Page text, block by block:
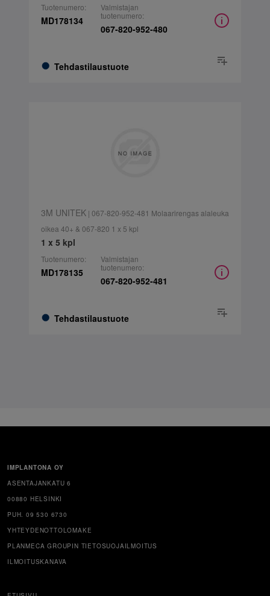
Tuotenumero:
MD178134
Tehdastilaustuote
Valmistajan
tuotenumero:
067-820-952-480
3M UNITEK| 067-820-952-481 Molaarirengas alaleuka
oikea 40+ & 067-820 1 x 5 kpl
1 x 5 kpl
Tuotenumero:
MD178135
Tehdastilaustuote
Valmistajan
tuotenumero:
067-820-952-481
IMPLANTONA OY
ASENTAJANKATU 6
00880 HELSINKI
PUH. 09 530 6730
YHTEYDENOTTOLOMAKE
PLANMECA GROUPIN TIETOSUOJAILMOITUS
ILMOITUSKANAVA